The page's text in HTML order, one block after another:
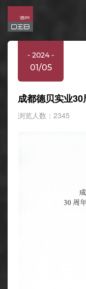
- 2024 -
01/05
成都德贝实业
浏览人数：2345